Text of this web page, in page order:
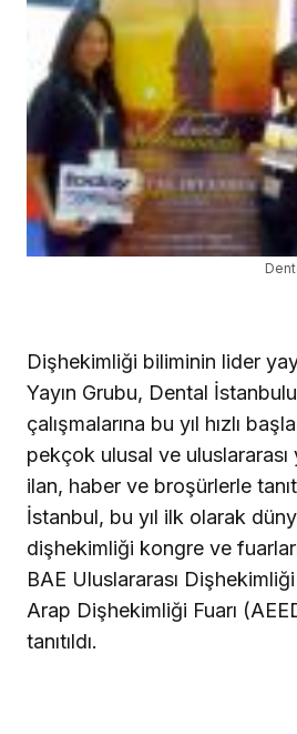
Dişhekimliği biliminin lider
Yayın Grubu, Dental
çalışmalarına bu yıl hızlı
pekçok ulusal ve uluslararası
ilan, haber ve broşürlerle
İstanbul, bu yıl ilk olarak
dişhekimliği kongre ve
BAE Uluslararası
Arap Dişhekimliği Fuarı
tanıtıldı.